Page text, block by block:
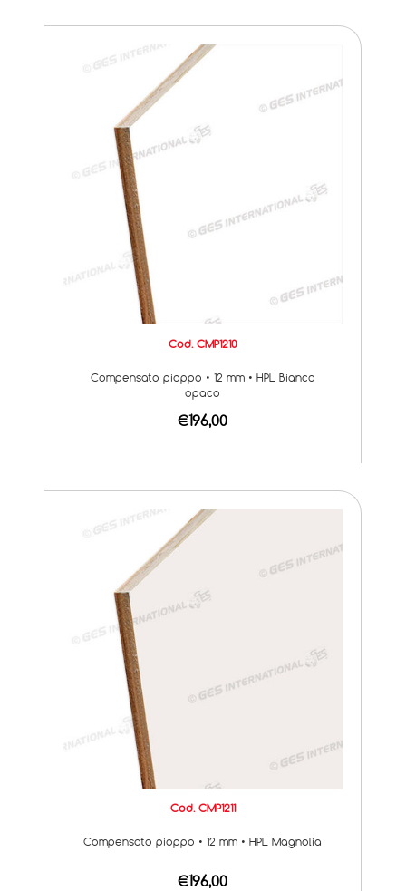
Cod. CMP1210
Compensato pioppo • 12 mm • HPL Bianco
opaco
€196,00
Cod. CMP1211
Compensato pioppo • 12 mm • HPL Magnolia
€196,00